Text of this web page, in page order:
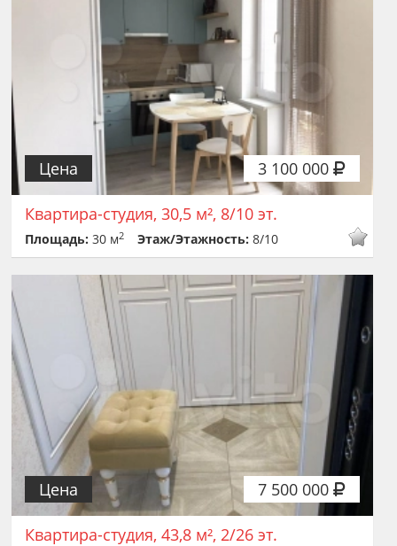
3 100 000
Цена
Квартира-студия, 30,5 м², 8/10 эт.
Площадь:30 м2 Этаж/Этажность:8/10
7 500 000
Цена
Квартира-студия, 43,8 м², 2/26 эт.